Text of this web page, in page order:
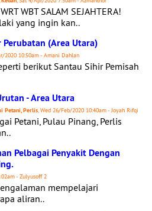
WBT SALAM SEJAHTERA!
yang ingin kan..
(Area Utara)
2020 10:50am - Amani Dahlan
berikut Santau Sihir Pemisah
- Area Utara
Petani, Perlis, Wed 26/Feb/2020 10:40am - Joyah Rifqi
Petani, Pulau Pinang, Perlis
Pelbagai Penyakit Dengan
- Zulyusoff 2
mempelajari
aliran..